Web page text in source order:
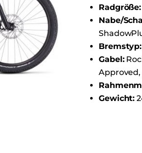
Radgröße:
Nabe/
Bremstyp:
Gabel:
Approved,
Gewicht: